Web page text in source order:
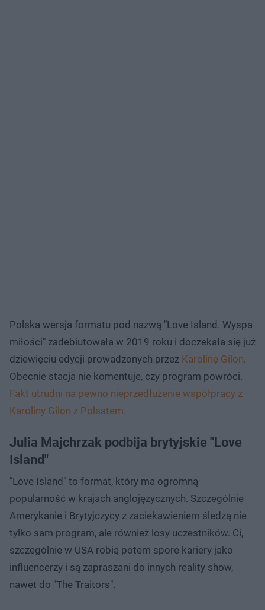
Polska wersja formatu pod nazwą "Love Island. Wyspa
miłości" zadebiutowała w 2019 roku i doczekała się już
dziewięciu edycji prowadzonych przez Karolinę Gilon.
Obecnie stacja nie komentuje, czy program powróci.
Fakt utrudni na pewno nieprzedłużenie współpracy z
Karoliny Gilon z Polsatem.
Julia Majchrzak podbija brytyjskie "Love
Island"
"Love Island" to format, który ma ogromną
popularność w krajach anglojęzycznych. Szczególnie
Amerykanie i Brytyjczycy z zaciekawieniem śledzą nie
tylko sam program, ale również losy uczestników. Ci,
szczególnie w USA robią potem spore kariery jako
influencerzy i są zapraszani do innych reality show,
nawet do "The Traitors".